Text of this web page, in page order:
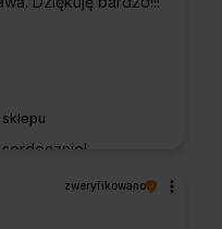
zweryfikowano